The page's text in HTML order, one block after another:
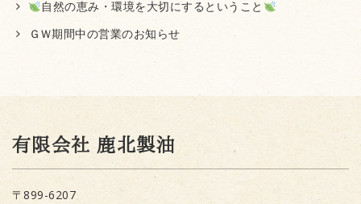
自然の恵み・環境を大切にするということ
ＧＷ期間中の営業のお知らせ
有限会社 鹿北製油
〒899-6207